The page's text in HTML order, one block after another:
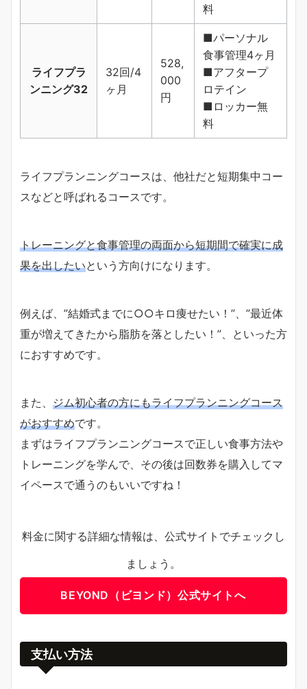
料
ライフプラ
ンニング32
32回/4
ヶ月
528,
000
円
■パーソナル
食事管理4ヶ月
■アフタープ
ロテイン
■ロッカー無
料
ライフプランニングコースは、他社だと短期集中コー
スなどと呼ばれるコースです。
トレーニングと食事管理の両面から短期間で確実に成
果を出したいという方向けになります。
例えば、”結婚式までに○○キロ痩せたい！”、”最近体
重が増えてきたから脂肪を落としたい！”、といった方
におすすめです。
また、 ジム初心者の方にもライフプランニングコース
がおすすめです。
まずはライフプランニングコースで正しい食事方法や
トレーニングを学んで、その後は回数券を購入してマ
イペースで通うのもいいですね！
料金に関する詳細な情報は、公式サイトでチェックし
ましょう。
BEYOND（ビヨンド）公式サイトへ
支払い方法